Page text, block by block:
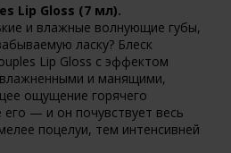
Lip Gloss (7мл).
и влажные волнующие губы,
ласку? Блеск
Lip Gloss с эффектом
и манящими,
ощущение горячего
— и он почувствует весь
поцелуи, тем интенсивней